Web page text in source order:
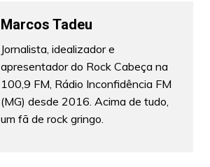
Marcos Tadeu
Jornalista, idealizador e
apresentador do Rock Cabeça na
100,9 FM, Rádio Inconfidência FM
(MG) desde 2016. Acima de tudo,
um fã de rock gringo.